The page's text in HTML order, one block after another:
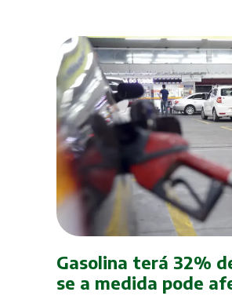
Gasolina terá 32%
se a medida pode